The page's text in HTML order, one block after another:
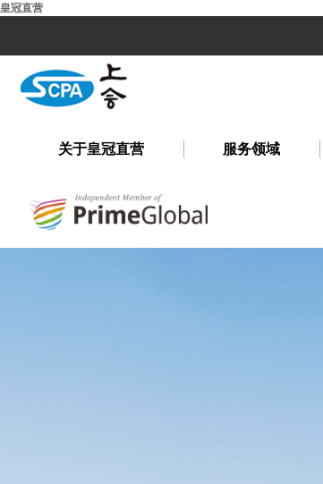
皇冠直营
关于皇冠直营 服务领域